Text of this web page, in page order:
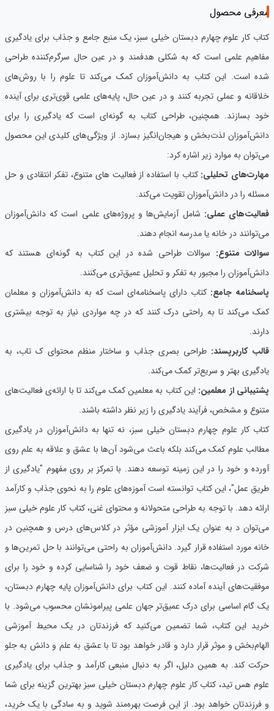
معرفی محصول
کتاب کار علوم چهارم دبستان خیلی سبز، یک منبع جامع و جذاب برای یادگیری
مفاهیم علمی است که به شکلی هدفمند و در عین حال سرگرم‌کننده طراحی
شده است. این کتاب به دانش‌آموزان کمک می‌کند تا علوم را با روش‌های
خلاقانه و عملی تجربه کنند و در عین حال، پایه‌های علمی قوی‌تری برای آینده
خود بسازند. همچنین، طراحی کتاب به گونه‌ای است که یادگیری را برای
دانش‌آموزان لذت‌بخش و هیجان‌انگیز بسازد. از ویژگی‌های کلیدی این محصول
می‌توان به موارد زیر اشاره کرد:
مهارت‌های تحلیلی: کتاب با استفاده از فعالیت ‌های متنوع، تفکر انتقادی و حل
مسئله را در دانش‌آموزان تقویت می‌کند.
فعالیت‌های عملی: شامل آزمایش‌ها و پروژه‌های علمی است که دانش‌آموزان
می‌توانند در خانه یا مدرسه انجام دهند.
سوالات متنوع: سوالات طراحی شده در این کتاب به گونه‌ای هستند که
دانش‌آموزان را مجبور به تفکر و تحلیل عمیق‌تری می‌کنند.
پاسخنامه جامع: کتاب دارای پاسخنامه‌ای است که به دانش‌آموزان و معلمان
کمک می‌کند تا به راحتی درک کنند که در چه مواردی نیاز به توجه بیشتری
دارند.
قالب کاربرپسند: طراحی بصری جذاب و ساختار منظم محتوای ک تاب، به
یادگیری بهتر و سریع‌تر کمک می‌کند.
پشتیبانی از معلمین: این کتاب به معلمین کمک می‌کند تا با ارائه‌ی فعالیت‌های
متنوع و مشخص، فرآیند یادگیری را زیر نظر داشته باشند.
کتاب کار علوم چهارم دبستان خیلی سبز، نه تنها به دانش‌آموزان در یادگیری
مطالب علوم کمک می‌کند بلکه باعث می‌شود آن‌ها با عشق و علاقه به علم روی
آورده و خود را در این زمینه توسعه دهند. با تمرکز بر روی مفهوم "یادگیری از
طریق عمل"، این کتاب توانسته است آموزه‌های علوم را به نحوی جذاب و کارآمد
ارائه دهد. با توجه به طراحی متحولانه و محتوای غنی، کتاب کار علوم خیلی سبز
می‌توان د به عنوان یک ابزار آموزشی مؤثر در کلاس‌های درس و همچنین در
خانه مورد استفاده قرار گیرد. دانش‌آموزان به راحتی می‌توانند با حل تمرین‌ها و
شرکت در فعالیت‌ها، نقاط قوت و ضعف خود را شناسایی کرده و خود را برای
موفقیت‌های آینده آماده کنند. این کتاب برای دانش‌آموزان پایه چهارم دبستان،
یک گام اساسی برای درک عمیق‌تر جهان علمی پیرامونشان محسوب می‌شود. با
خرید این کتاب، شما تضمین می‌کنید که فرزندتان در یک محیط آموزشی
الهام‌بخش و موثر قرار دارد و قادر خواهد بود تا با عشق به علم و دانش به جلو
حرکت کند. به همین دلیل، اگر به دنبال منبعی کارآمد و جذاب برای یادگیری
علوم هس تید، کتاب کار علوم چهارم دبستان خیلی سبز بهترین گزینه برای شما
و فرزندتان خواهد بود. از این فرصت بهره‌مند شوید و به سادگی با یک خرید،